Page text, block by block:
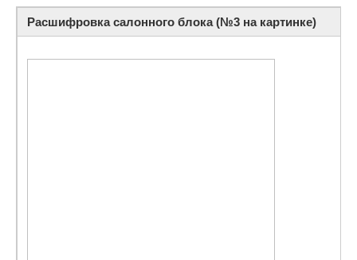
Расшифровка салонного блока (№3 на картинке)